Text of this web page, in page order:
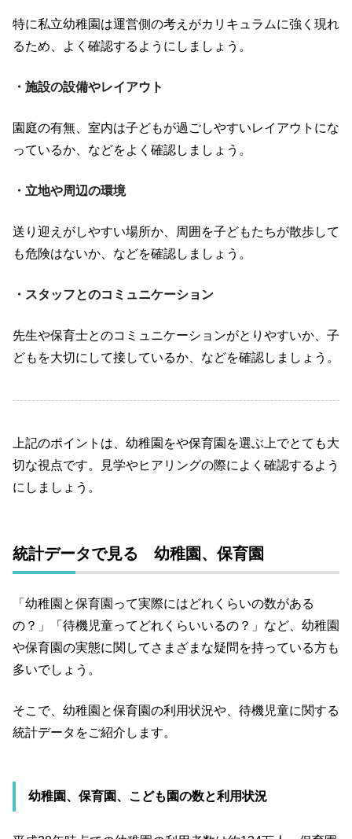
特に私立幼稚園は運営側の考えがカリキュラムに強く現れ
るため、よく確認するようにしましょう。
・施設の設備やレイアウト
園庭の有無、室内は子どもが過ごしやすいレイアウトにな
っているか、などをよく確認しましょう。
・立地や周辺の環境
送り迎えがしやすい場所か、周囲を子どもたちが散歩して
も危険はないか、などを確認しましょう。
・スタッフとのコミュニケーション
先生や保育士とのコミュニケーションがとりやすいか、子
どもを大切にして接しているか、などを確認しましょう。
上記のポイントは、幼稚園をや保育園を選ぶ上でとても大
切な視点です。見学やヒアリングの際によく確認するよう
にしましょう。
統計データで見る 幼稚園、保育園
「幼稚園と保育園って実際にはどれくらいの数がある
の？」「待機児童ってどれくらいいるの？」など、幼稚園
や保育園の実態に関してさまざまな疑問を持っている方も
多いでしょう。
そこで、幼稚園と保育園の利用状況や、待機児童に関する
統計データをご紹介します。
幼稚園、保育園、こども園の数と利用状況